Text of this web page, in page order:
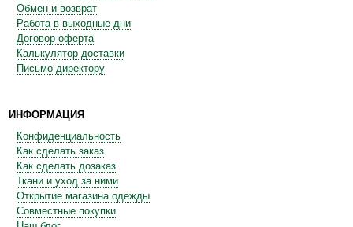
Обмен и возврат
Работа в выходные дни
Договор оферта
Калькулятор доставки
Письмо директору
ИНФОРМАЦИЯ
Конфиденциальность
Как сделать заказ
Как сделать дозаказ
Ткани и уход за ними
Открытие магазина одежды
Совместные покупки